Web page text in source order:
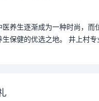
养生逐渐成为一种时尚，而
保健的优选之地。 井上村专